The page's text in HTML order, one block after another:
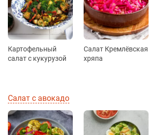
Картофельный
салат с кукурузой
Салат Кремлёвская
хряпа
Салат с авокадо